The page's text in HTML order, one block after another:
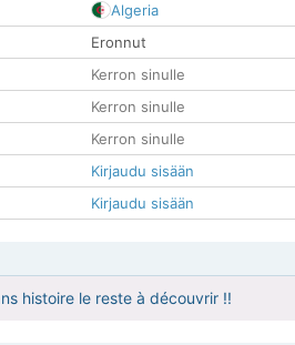
Algeria
Eronnut
Kerron sinulle
Kerron sinulle
Kerron sinulle
Kirjaudu sisään
Kirjaudu sisään
histoire le reste à découvrir !!